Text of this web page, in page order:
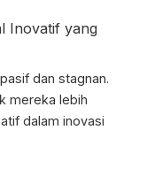
Inovatif yang
dan stagnan.
mereka lebih
dalam inovasi